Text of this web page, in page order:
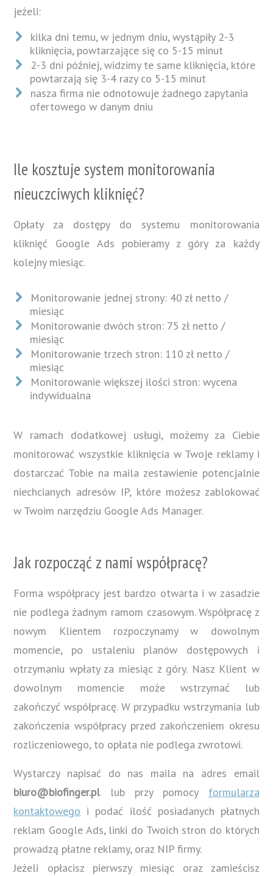
jeżeli:
kilka dni temu, w jednym dniu, wystąpiły 2-3
kliknięcia, powtarzające się co 5-15 minut
2-3 dni później, widzimy te same kliknięcia, które
powtarzają się 3-4 razy co 5-15 minut
nasza firma nie odnotowuje żadnego zapytania
ofertowego w danym dniu
Ile kosztuje system monitorowania
nieuczciwych kliknięć?
Opłaty za dostępy do systemu monitorowania
kliknięć Google Ads pobieramy z góry za każdy
kolejny miesiąc.
Monitorowanie jednej strony: 40 zł netto /
miesiąc
Monitorowanie dwóch stron: 75 zł netto /
miesiąc
Monitorowanie trzech stron: 110 zł netto /
miesiąc
Monitorowanie większej ilości stron: wycena
indywidualna
W ramach dodatkowej usługi, możemy za Ciebie
monitorować wszystkie kliknięcia w Twoje reklamy i
dostarczać Tobie na maila zestawienie potencjalnie
niechcianych adresów IP, które możesz zablokować
w Twoim narzędziu Google Ads Manager.
Jak rozpocząć z nami współpracę?
Forma współpracy jest bardzo otwarta i w zasadzie
nie podlega żadnym ramom czasowym. Współpracę z
nowym Klientem rozpoczynamy w dowolnym
momencie, po ustaleniu planów dostępowych i
otrzymaniu wpłaty za miesiąc z góry. Nasz Klient w
dowolnym momencie może wstrzymać lub
zakończyć współpracę. W przypadku wstrzymania lub
zakończenia współpracy przed zakończeniem okresu
rozliczeniowego, to opłata nie podlega zwrotowi.
Wystarczy napisać do nas maila na adres email
biuro@biofinger.pllub przy pomocy formularza
kontaktowego i podać ilość posiadanych płatnych
reklam Google Ads, linki do Twoich stron do których
prowadzą płatne reklamy, oraz NIP firmy.
Jeżeli opłacisz pierwszy miesiąc oraz zamieścisz